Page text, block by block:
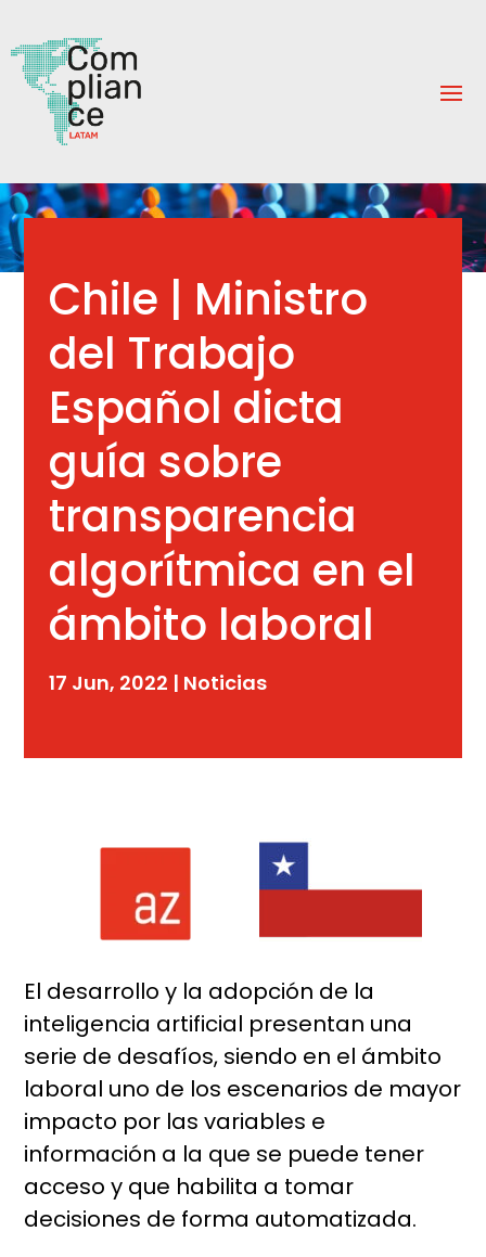
Chile | Ministro
del Trabajo
Español dicta
guía sobre
transparencia
algorítmica en el
ámbito laboral
17 Jun, 2022 | Noticias
El desarrollo y la adopción de la
inteligencia artificial presentan una
serie de desafíos, siendo en el ámbito
laboral uno de los escenarios de mayor
impacto por las variables e
información a la que se puede tener
acceso y que habilita a tomar
decisiones de forma automatizada.